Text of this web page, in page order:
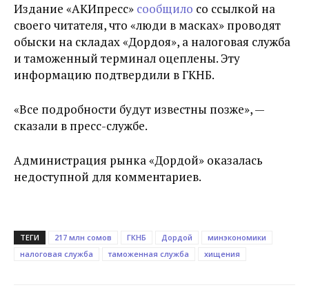
Издание «АКИпресс» сообщило со ссылкой на
своего читателя, что «люди в масках» проводят
обыски на складах «Дордоя», а налоговая служба
и таможенный терминал оцеплены. Эту
информацию подтвердили в ГКНБ.
«Все подробности будут известны позже», —
сказали в пресс-службе.
Администрация рынка «Дордой» оказалась
недоступной для комментариев.
ТЕГИ 217 млн сомов ГКНБ Дордой
минэкономики
налоговая служба
таможенная служба хищения